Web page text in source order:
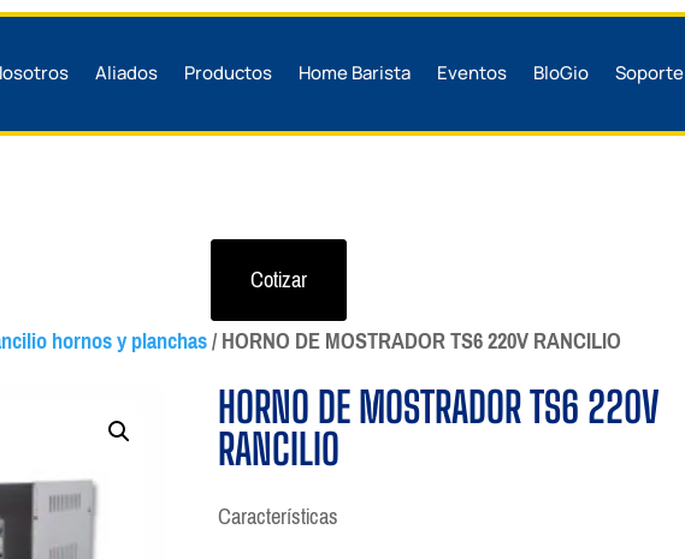
Aliados Productos Home Barista Eventos BloGio Soporte
Cotizar
hornos y planchas/ HORNO DE MOSTRADOR TS6 220V RANCILIO
HORNO DE MOSTRADOR TS6 220V
RANCILIO
Características